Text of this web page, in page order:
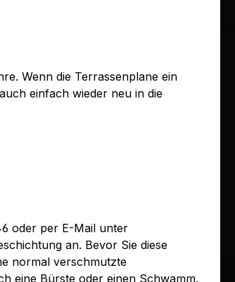
Wenn die Terrassenplane ein
einfach wieder neu in die
oder per E-Mail unter
an. Bevor Sie diese
normal verschmutzte
eine Bürste oder einen Schwamm.